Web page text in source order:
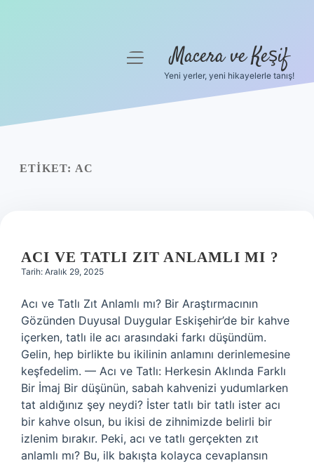
Yasal Uyarı
menüyüMacera ve Keşif
Yeni yerler, yeni hikayelerle tanış!
ETIKET: AC
ACI VE TATLI ZIT ANLAMLI MI ?
Tarih: Aralık 29, 2025
Acı ve Tatlı Zıt Anlamlı mı? Bir Araştırmacının
Gözünden Duyusal Duygular Eskişehir’de bir kahve
içerken, tatlı ile acı arasındaki farkı düşündüm.
Gelin, hep birlikte bu ikilinin anlamını derinlemesine
keşfedelim. — Acı ve Tatlı: Herkesin Aklında Farklı
Bir İmaj Bir düşünün, sabah kahvenizi yudumlarken
tat aldığınız şey neydi? İster tatlı bir tatlı ister acı
bir kahve olsun, bu ikisi de zihnimizde belirli bir
izlenim bırakır. Peki, acı ve tatlı gerçekten zıt
anlamlı mı? Bu, ilk bakışta kolayca cevaplansın